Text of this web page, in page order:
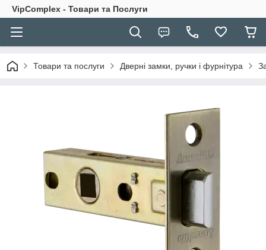
VipComplex - Товари та Послуги
Товари та послуги Дверні замки, ручки і фурнітура